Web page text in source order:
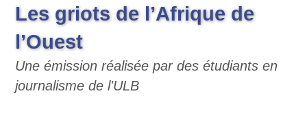
Les griots de l’Afrique de
l’Ouest
Une émission réalisée par des étudiants en
journalisme de l'ULB